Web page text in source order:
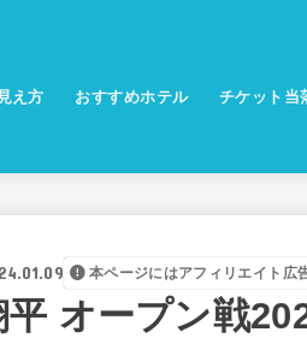
え方 おすすめホテル チケット当
本ページにはアフィリエイト広
平 オープン戦